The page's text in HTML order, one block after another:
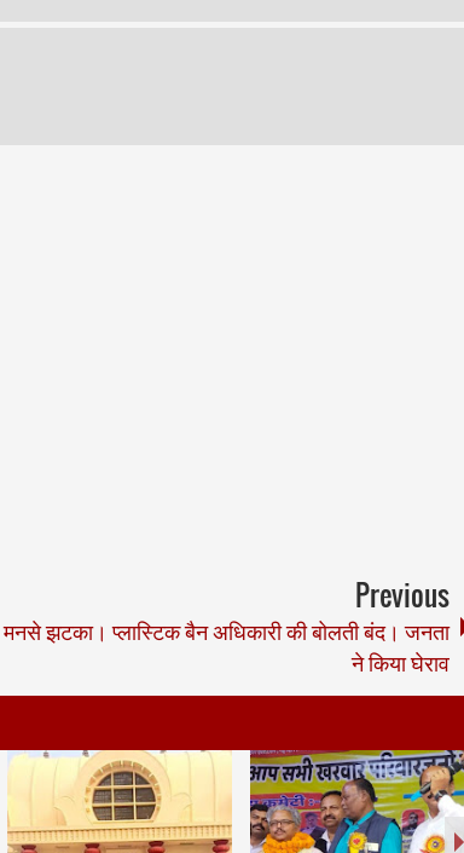
Previous
मनसे झटका। प्लास्टिक बैन अधिकारी की बोलती बंद। जनता
ने किया घेराव